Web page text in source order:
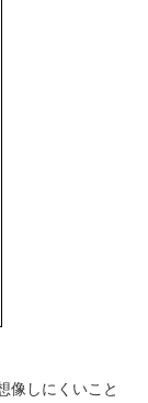
像しにくいこと